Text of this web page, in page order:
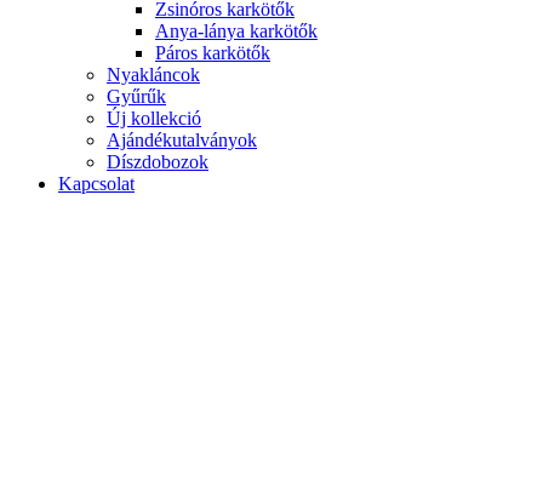
Zsinóros karkötők
Anya-lánya karkötők
Páros karkötők
Nyakláncok
Gyűrűk
Új kollekció
Ajándékutalványok
Díszdobozok
Kapcsolat